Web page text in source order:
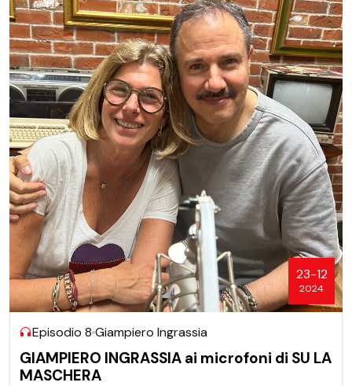
23-12
2024
Episodio 8 Giampiero Ingrassia
GIAMPIERO INGRASSIA ai microfoni di SU LA
MASCHERA